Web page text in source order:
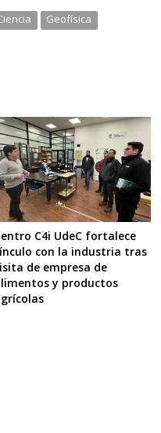
Geofísica
C4i UdeC fortalece
con la industria tras
de empresa de
y productos